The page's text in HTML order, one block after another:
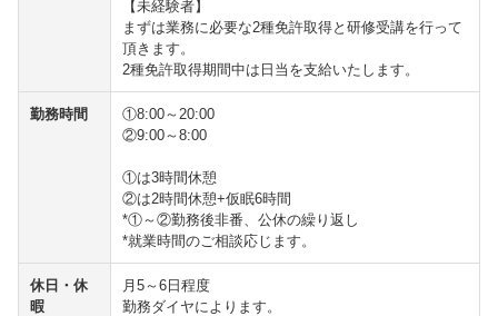
【未経験者】
まずは業務に必要な2種免許取得と研修受講を行って
頂きます。
2種免許取得期間中は日当を支給いたします。
勤務時間
①8:00～20:00
②9:00～8:00
①は3時間休憩
②は2時間休憩+仮眠6時間
*①～②勤務後非番、公休の繰り返し
*就業時間のご相談応じます。
休日・休
暇
月5～6日程度
勤務ダイヤによります。